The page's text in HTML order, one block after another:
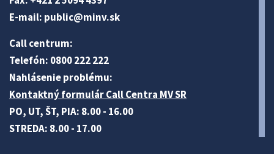
E-mail: public@minv.sk
Call centrum:
Telefón: 0800 222 222
Nahlásenie problému:
Kontaktný formulár Call Centra MV SR
PO, UT, ŠT, PIA: 8.00 - 16.00
STREDA: 8.00 - 17.00